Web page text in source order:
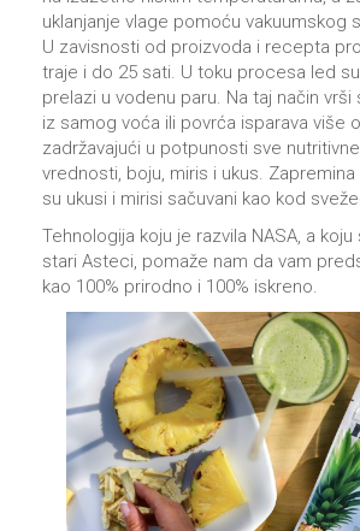
uklanjanje vlage pomoću vakuumskog
U zavisnosti od proizvoda i recepta
traje i do 25 sati. U toku procesa led
prelazi u vodenu paru. Na taj način vrši
iz samog voća ili povrća isparava više
zadržavajući u potpunosti sve
vrednosti, boju, miris i ukus. Zapremina
su ukusi i mirisi sačuvani kao kod
Tehnologija koju je razvila NASA, a
stari Asteci, pomaže nam da vam
kao 100% prirodno i 100% iskreno.